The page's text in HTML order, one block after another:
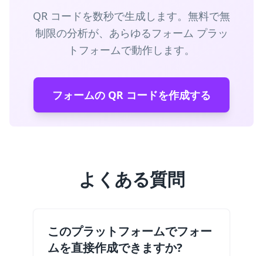
QR コードを数秒で生成します。無料で無
制限の分析が、あらゆるフォーム プラッ
トフォームで動作します。
フォームの QR コードを作成する
よくある質問
このプラットフォームでフォー
ムを直接作成できますか?